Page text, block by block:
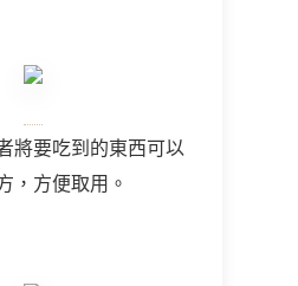
將要吃到的東西可以
，方便取用。